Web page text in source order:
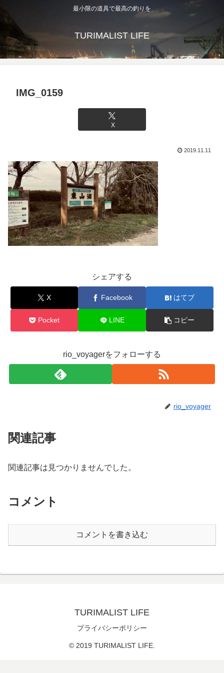
最小限の道具で最高の釣りを
TURIMALIST LIFE
IMG_0159
X
2019.11.11
シェアする
X Facebook はてブ
Pocket LINE コピー
rio_voyagerをフォローする
rio_voyager
関連記事
関連記事は見つかりませんでした。
コメント
コメントを書き込む
TURIMALIST LIFE
プライバシーポリシー
© 2019 TURIMALIST LIFE.